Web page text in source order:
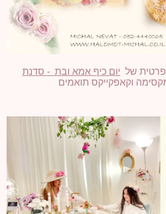
פרטית של יום כיף אמא ובת - סדנת
וקאפקייקס תואמים